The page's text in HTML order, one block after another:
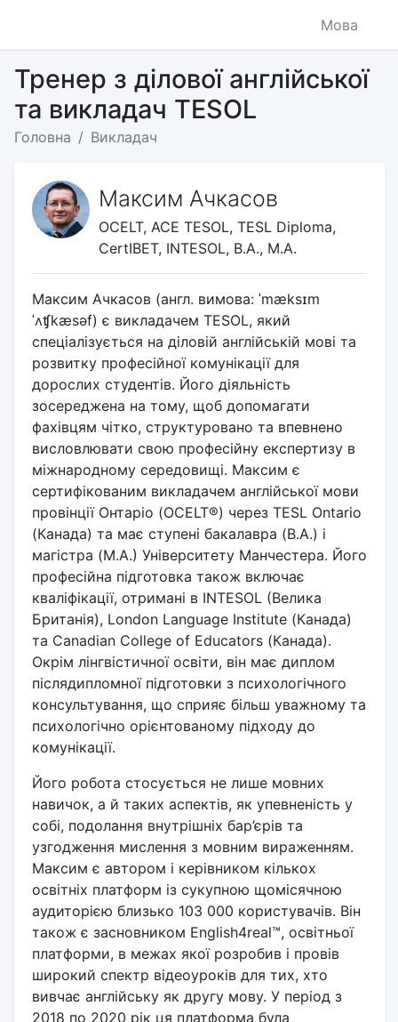
Мова
Тренер з ділової англійської
та викладач TESOL
Головна Викладач
Максим Ачкасов
OCELT, ACE TESOL, TESL Diploma,
CertIBET, INTESOL, B.A., M.A.
Максим Ачкасов (англ. вимова: ˈmæksɪm
ˈʌʧkæsəf) є викладачем TESOL, який
спеціалізується на діловій англійській мові та
розвитку професійної комунікації для
дорослих студентів. Його діяльність
зосереджена на тому, щоб допомагати
фахівцям чітко, структуровано та впевнено
висловлювати свою професійну експертизу в
міжнародному середовищі. Максим є
сертифікованим викладачем англійської мови
провінції Онтаріо (OCELT®) через TESL Ontario
(Канада) та має ступені бакалавра (B.A.) і
магістра (M.A.) Університету Манчестера. Його
професійна підготовка також включає
кваліфікації, отримані в INTESOL (Велика
Британія), London Language Institute (Канада)
та Canadian College of Educators (Канада).
Окрім лінгвістичної освіти, він має диплом
післядипломної підготовки з психологічного
консультування, що сприяє більш уважному та
психологічно орієнтованому підходу до
комунікації.
Його робота стосується не лише мовних
навичок, а й таких аспектів, як упевненість у
собі, подолання внутрішніх бар’єрів та
узгодження мислення з мовним вираженням.
Максим є автором і керівником кількох
освітніх платформ із сукупною щомісячною
аудиторією близько 103 000 користувачів. Він
також є засновником English4real™, освітньої
платформи, в межах якої розробив і провів
широкий спектр відеоуроків для тих, хто
вивчає англійську як другу мову. У період з
2018 по 2020 рік ця платформа була